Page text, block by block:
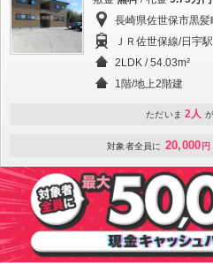
長崎県佐世保市黒髪
ＪＲ佐世保線/日宇
2LDK / 54.03m²
1階/地上2階建
ただいま 2人
対象者全員に 20,000 円